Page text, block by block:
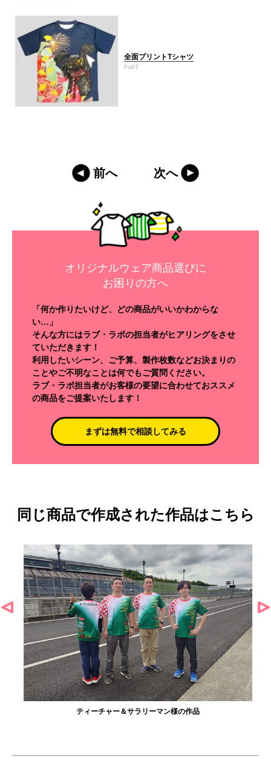
全面プリントTシャツ
FullT
前へ 次へ
オリジナルウェア商品選びに
お困りの方へ
「何か作りたいけど、どの商品がいいかわからな
い…」
そんな方にはラブ・ラボの担当者がヒアリングをさせ
ていただきます！
利用したいシーン、ご予算、製作枚数などお決まりの
ことやご不明なことは何でもご質問ください。
ラブ・ラボ担当者がお客様の要望に合わせておススメ
の商品をご提案いたします！
まずは無料で相談してみる
同じ商品で作成された作品はこちら
ティーチャー＆サラリーマン様の作品